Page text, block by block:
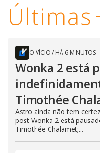
Últimas
O VÍCIO / HÁ 6 MINUTOS
Wonka 2 está
Timothée
Astro ainda não tem
post Wonka 2 está
Timothée Chalamet;...